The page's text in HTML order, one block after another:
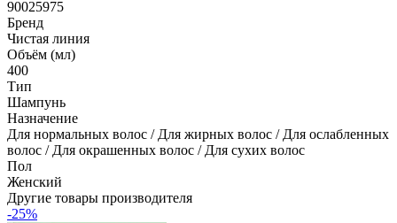
90025975
Бренд
Чистая линия
Объём (мл)
400
Тип
Шампунь
Назначение
Для нормальных волос / Для жирных волос / Для ослабленных
волос / Для окрашенных волос / Для сухих волос
Пол
Женский
Другие товары производителя
-25%